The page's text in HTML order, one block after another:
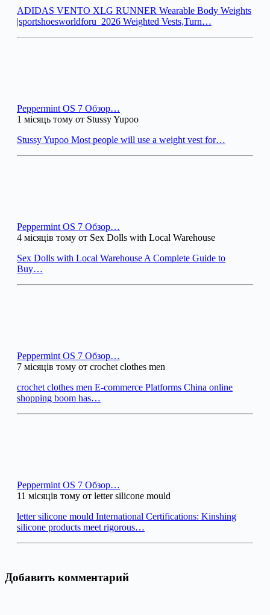
ADIDAS VENTO XLG RUNNER Wearable Body Weights
|sportshoesworldforu_2026 Weighted Vests,Turn…
Peppermint OS 7 Обзор…
1 місяць тому от Stussy Yupoo
Stussy Yupoo Most people will use a weight vest for…
Peppermint OS 7 Обзор…
4 місяців тому от Sex Dolls with Local Warehouse
Sex Dolls with Local Warehouse A Complete Guide to
Buy…
Peppermint OS 7 Обзор…
7 місяців тому от crochet clothes men
crochet clothes men E-commerce Platforms China online
shopping boom has…
Peppermint OS 7 Обзор…
11 місяців тому от letter silicone mould
letter silicone mould International Certifications: Kinshing
silicone products meet rigorous…
Добавить комментарий